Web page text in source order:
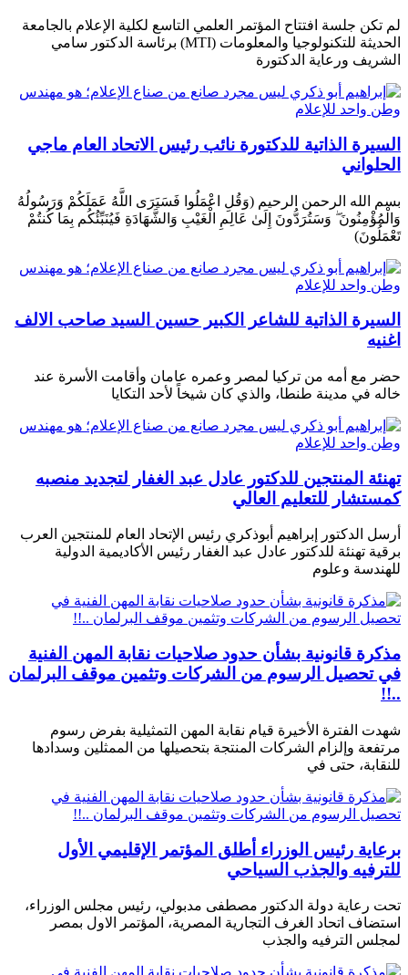
لم تكن جلسة افتتاح المؤتمر العلمي التاسع لكلية الإعلام بالجامعة
الحديثة للتكنولوجيا والمعلومات (MTI) برئاسة الدكتور سامي
الشريف ورعاية الدكتورة
السيرة الذاتية للدكتورة نائب رئيس الاتحاد العام ماجي
الحلواني
بسم الله الرحمن الرحيم (وَقُلِ اعْمَلُوا فَسَيَرَى اللَّهُ عَمَلَكُمْ وَرَسُولُهُ
وَالْمُؤْمِنُونَ ۖ وَسَتُرَدُّونَ إِلَىٰ عَالِمِ الْغَيْبِ وَالشَّهَادَةِ فَيُنَبِّئُكُم بِمَا كُنتُمْ
تَعْمَلُونَ)
السيرة الذاتية للشاعر الكبير حسين السيد صاحب الالف
اغنيه
حضر مع أمه من تركيا لمصر وعمره عامان وأقامت الأسرة عند
خاله في مدينة طنطا، والذي كان شيخاً لأحد التكايا
تهنئة المنتجين للدكتور عادل عبد الغفار لتجديد منصبه
كمستشار للتعليم العالي
أرسل الدكتور إبراهيم أبوذكري رئيس الإتحاد العام للمنتجين العرب
برقية تهنئة للدكتور عادل عبد الغفار رئيس الأكاديمية الدولية
للهندسة وعلوم
مذكرة قانونية بشأن حدود صلاحيات نقابة المهن الفنية
في تحصيل الرسوم من الشركات وتثمين موقف البرلمان
..!!
شهدت الفترة الأخيرة قيام نقابة المهن التمثيلية بفرض رسوم
مرتفعة وإلزام الشركات المنتجة بتحصيلها من الممثلين وسدادها
للنقابة، حتى في
برعاية رئيس الوزراء أطلق المؤتمر الإقليمي الأول
للترفيه والجذب السياحي
تحت رعاية دولة الدكتور مصطفى مدبولي، رئيس مجلس الوزراء،
استضاف اتحاد الغرف التجارية المصرية، المؤتمر الاول بمصر
لمجلس الترفيه والجذب